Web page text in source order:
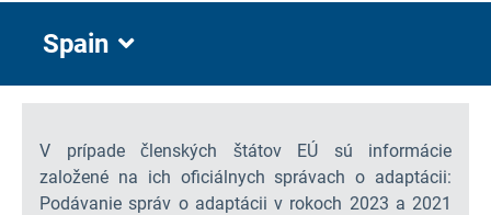
Spain
V prípade členských štátov EÚ sú informácie
založené na ich oficiálnych správach o adaptácii:
Podávanie správ o adaptácii v rokoch 2023 a 2021